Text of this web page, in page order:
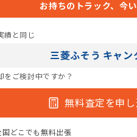
お持ちのトラック、今
績と同じ
三菱ふそう キャン
をご検討中ですか？
無料査定を申し
国どこでも無料出張